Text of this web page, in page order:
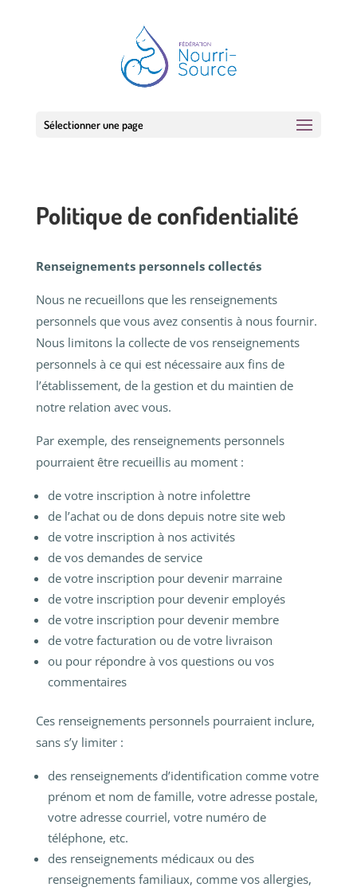
Sélectionner une page
Politique de confidentialité
Renseignements personnels collectés
Nous ne recueillons que les renseignements
personnels que vous avez consentis à nous fournir.
Nous limitons la collecte de vos renseignements
personnels à ce qui est nécessaire aux fins de
l’établissement, de la gestion et du maintien de
notre relation avec vous.
Par exemple, des renseignements personnels
pourraient être recueillis au moment :
de votre inscription à notre infolettre
de l’achat ou de dons depuis notre site web
de votre inscription à nos activités
de vos demandes de service
de votre inscription pour devenir marraine
de votre inscription pour devenir employés
de votre inscription pour devenir membre
de votre facturation ou de votre livraison
ou pour répondre à vos questions ou vos
commentaires
Ces renseignements personnels pourraient inclure,
sans s’y limiter :
des renseignements d’identification comme votre
prénom et nom de famille, votre adresse postale,
votre adresse courriel, votre numéro de
téléphone, etc.
des renseignements médicaux ou des
renseignements familiaux, comme vos allergies,